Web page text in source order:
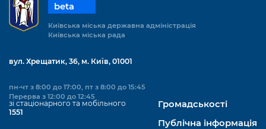
beta
Київська міська державна адміністрація
Київська міська рада
вул. Хрещатик, 36, м. Київ, 01001
пн-чт з 8:00 до 17:00, пт з 8:00 до 15:45
Перерва з 12:00 до 12:45
зі стаціонарного та мобільного
1551
Громадськості
Публічна інформація